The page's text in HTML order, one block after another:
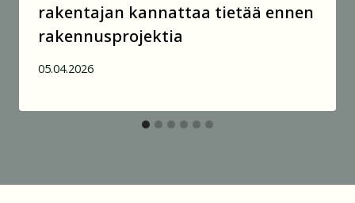
rakentajan kannattaa tietää ennen
rakennusprojektia
05.04.2026